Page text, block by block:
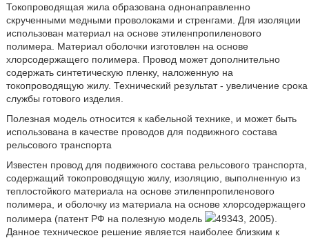
Токопроводящая жила образована однонаправленно
скрученными медными проволоками и стренгами. Для изоляции
использован материал на основе этиленпропиленового
полимера. Материал оболочки изготовлен на основе
хлорсодержащего полимера. Провод может дополнительно
содержать синтетическую пленку, наложенную на
токопроводящую жилу. Технический результат - увеличение срока
службы готового изделия.
Полезная модель относится к кабельной технике, и может быть
использована в качестве проводов для подвижного состава
рельсового транспорта
Известен провод для подвижного состава рельсового транспорта,
содержащий токопроводящую жилу, изоляцию, выполненную из
теплостойкого материала на основе этиленпропиленового
полимера, и оболочку из материала на основе хлорсодержащего
полимера (патент РФ на полезную модель
49343, 2005).
Данное техническое решение является наиболее близким к